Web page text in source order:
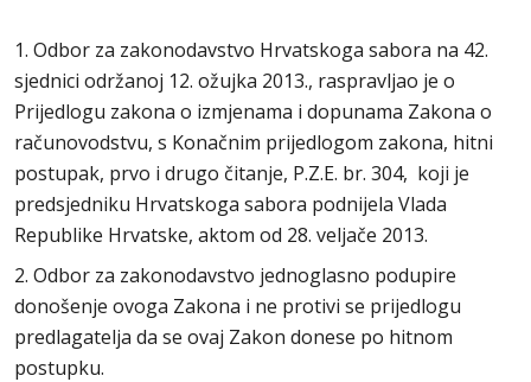
1. Odbor za zakonodavstvo Hrvatskoga sabora na 42.
sjednici održanoj 12. ožujka 2013., raspravljao je o
Prijedlogu zakona o izmjenama i dopunama Zakona o
računovodstvu, s Konačnim prijedlogom zakona, hitni
postupak, prvo i drugo čitanje, P.Z.E. br. 304, koji je
predsjedniku Hrvatskoga sabora podnijela Vlada
Republike Hrvatske, aktom od 28. veljače 2013.
2. Odbor za zakonodavstvo jednoglasno podupire
donošenje ovoga Zakona i ne protivi se prijedlogu
predlagatelja da se ovaj Zakon donese po hitnom
postupku.